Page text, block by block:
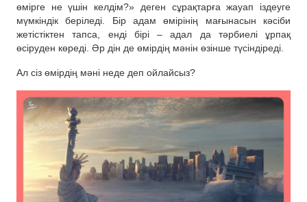
өмірге не үшін келдім?» деген сұрақтарға жауап іздеуге
мүмкіндік беріледі. Бір адам өмірінің мағынасын кәсіби
жетістіктен тапса, енді бірі – адал да тәрбиелі ұрпақ
өсіруден көреді. Әр дін де өмірдің мәнін өзінше түсіндіреді.
Ал сіз өмірдің мәні неде деп ойлайсыз?